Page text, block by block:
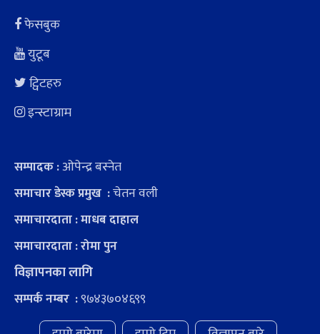
फेसबुक
युटूब
ट्विटहरु
इन्स्टाग्राम
सम्पादक :ओपेन्द्र बस्नेत
समाचार डेस्क प्रमुख :चेतन वली
समाचारदाता : माधब दाहाल
समाचारदाता : रोमा पुन
विज्ञापनका लागि
सम्पर्क नम्बर :९७४३७०४६९९